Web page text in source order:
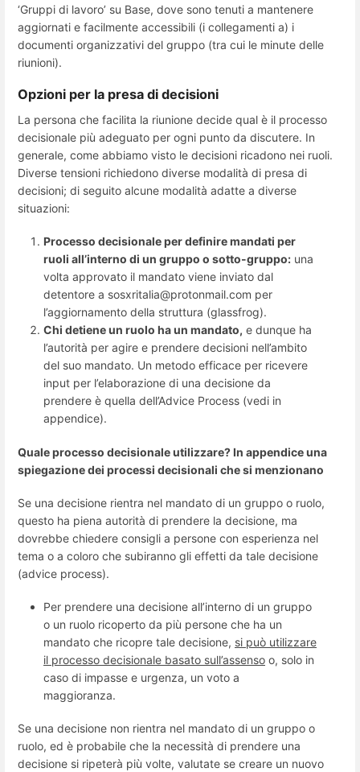
‘Gruppi di lavoro’ su Base, dove sono tenuti a mantenere
aggiornati e facilmente accessibili (i collegamenti a) i
documenti organizzativi del gruppo (tra cui le minute delle
riunioni).
Opzioni per la presa di decisioni
La persona che facilita la riunione decide qual è il processo
decisionale più adeguato per ogni punto da discutere. In
generale, come abbiamo visto le decisioni ricadono nei ruoli.
Diverse tensioni richiedono diverse modalità di presa di
decisioni; di seguito alcune modalità adatte a diverse
situazioni:
Processo decisionale per definire mandati per
ruoli all’interno di un gruppo o sotto-gruppo: una
volta approvato il mandato viene inviato dal
detentore a sosxritalia@protonmail.com per
l’aggiornamento della struttura (glassfrog).
Chi detiene un ruolo ha un mandato, e dunque ha
l’autorità per agire e prendere decisioni nell’ambito
del suo mandato. Un metodo efficace per ricevere
input per l’elaborazione di una decisione da
prendere è quella dell’Advice Process (vedi in
appendice).
Quale processo decisionale utilizzare? In appendice una
spiegazione dei processi decisionali che si menzionano
Se una decisione rientra nel mandato di un gruppo o ruolo,
questo ha piena autorità di prendere la decisione, ma
dovrebbe chiedere consigli a persone con esperienza nel
tema o a coloro che subiranno gli effetti da tale decisione
(advice process).
Per prendere una decisione all’interno di un gruppo
o un ruolo ricoperto da più persone che ha un
mandato che ricopre tale decisione, si può utilizzare
il processo decisionale basato sull’assenso o, solo in
caso di impasse e urgenza, un voto a
maggioranza.
Se una decisione non rientra nel mandato di un gruppo o
ruolo, ed è probabile che la necessità di prendere una
decisione si ripeterà più volte, valutate se creare un nuovo